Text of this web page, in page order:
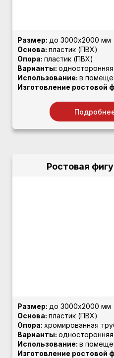
Размер: до 3000х2000 мм
Основа: пластик (ПВХ)
Опора: пластик (ПВХ)
Варианты: односторонняя
Использование: в
Изготовление ростовой
Ростовая
Размер: до 3000х2000 мм
Основа: пластик (ПВХ)
Опора: хромированная
Варианты:
Использование: в
Изготовление ростовой